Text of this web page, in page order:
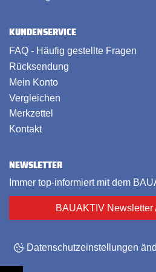
KUNDENSERVICE
FAQ - Häufig gestellte Fragen
Rücksendung
Mein Konto
Vergleichen
Merkzettel
Kontakt
NEWSLETTER
Immer top-informiert mit dem
BAUAKTIV Newsletter
Datenschutzeinstellungen